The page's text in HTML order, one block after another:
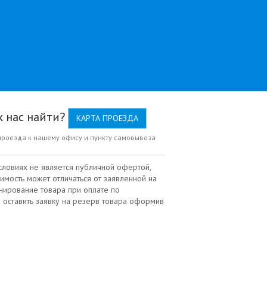
нас найти? КАРТА ПРОЕЗДА
к нашему офису и пункту самовывоза
не является публичной офертой,
может отличаться от заявленной на
товара при оплате по
заявку на резерв товара оформив